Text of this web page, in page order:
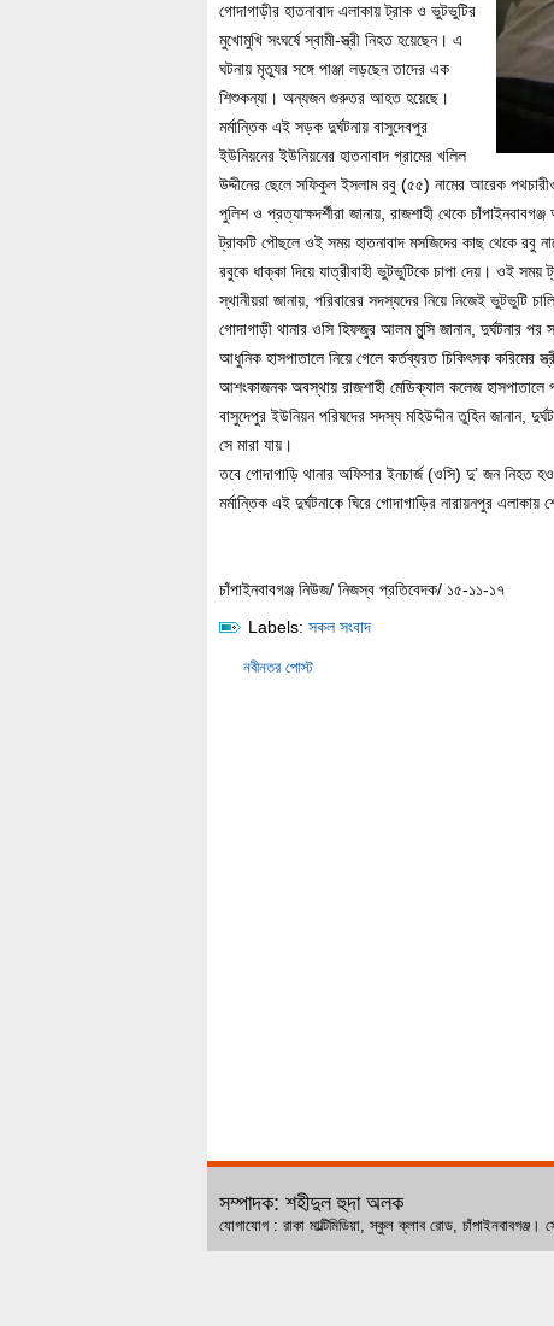
গোদাগাড়ীর হাতনাবাদ এলাকায় ট্রাক ও ভুটভুটির
মুখোমুখি সংঘর্ষে স্বামী-স্ত্রী নিহত হয়েছেন। এ
ঘটনায় মৃত্যুর সঙ্গে পাঞ্জা লড়ছেন তাদের এক
শিশুকন্যা। অন্যজন গুরুতর আহত হয়েছে।
মর্মান্তিক এই সড়ক দুর্ঘটনায় বাসুদেবপুর
ইউনিয়নের ইউনিয়নের হাতনাবাদ গ্রামের খলিল
উদ্দীনের ছেলে সফিকুল ইসলাম রবু (৫৫) নামের আরেক
পুলিশ ও প্রত্যাক্ষদর্শীরা জানায়, রাজশাহী থেকে
ট্রাকটি পৌছলে ওই সময় হাতনাবাদ মসজিদের কাছ থেকে রবু
রবুকে ধাক্কা দিয়ে যাত্রীবাহী ভুটভুটিকে চাপা দেয়। ওই সময়
স্থানীয়রা জানায়, পরিবারের সদস্যদের নিয়ে নিজেই ভুটভুটি
গোদাগাড়ী থানার ওসি হিফজুর আলম মুন্সি জানান, দুর্ঘটনার
আধুনিক হাসপাতালে নিয়ে গেলে কর্তব্যরত চিকিৎসক করিমের
আশংকাজনক অবস্থায় রাজশাহী মেডিক্যাল কলেজ হাসপাতালে
বাসুদেপুর ইউনিয়ন পরিষদের সদস্য মহিউদ্দীন তুহিন জানান,
সে মারা যায়।
তবে গোদাগাড়ি থানার অফিসার ইনচার্জ (ওসি) দু’ জন নিহত
মর্মান্তিক এই দুর্ঘটনাকে ঘিরে গোদাগাড়ির নারায়নপুর এলাকায়
চাঁপাইনবাবগঞ্জ নিউজ/ নিজস্ব প্রতিবেদক/ ১৫-১১-১৭
Labels: সকল সংবাদ
নবীনতর পোস্ট
সম্পাদক: শহীদুল হুদা অলক
যোগাযোগ : রাকা মাল্টিমিডিয়া, স্কুল ক্লাব রোড,